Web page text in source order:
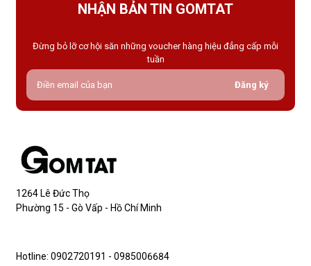
NHẬN BẢN TIN GOMTAT
Đừng bỏ lỡ cơ hội săn những voucher hàng hiệu đẳng cấp mỗi
tuần
Đăng ký
1264 Lê Đức Thọ
Phường 15 - Gò Vấp - Hồ Chí Minh
Hotline: 0902720191 - 0985006684